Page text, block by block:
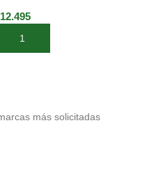
12.495
Añadir al carrito
más solicitadas